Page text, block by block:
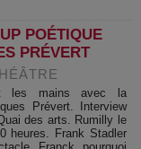
POÉTIQUE
PRÉVERT
les mains avec la
Prévert. Interview
des arts. Rumilly le
heures. Frank Stadler